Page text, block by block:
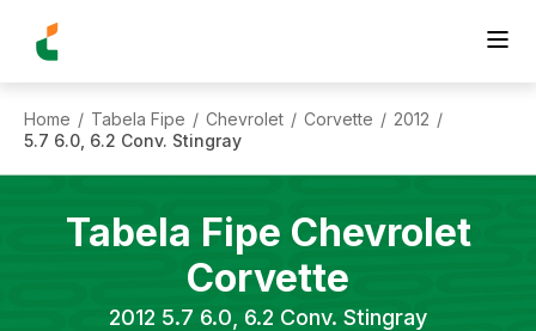
Home / Tabela Fipe / Chevrolet / Corvette / 2012 /
5.7 6.0, 6.2 Conv. Stingray
Tabela Fipe Chevrolet
Corvette
2012 5.7 6.0, 6.2 Conv. Stingray